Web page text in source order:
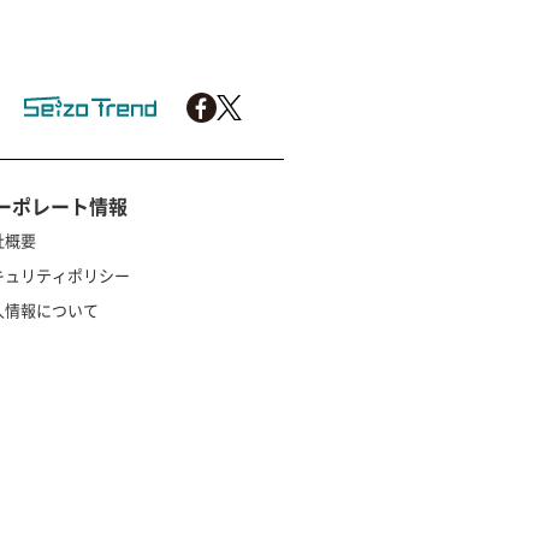
ポレート情報
概要
ュリティポリシー
情報について